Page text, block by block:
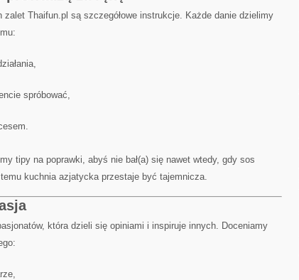
Thaifun.pl są szczegółowe instrukcje. Każde danie dzielimy
spróbować,
tipy na poprawki, abyś nie bał(a) się nawet wtedy, gdy sos
kuchnia azjatycka przestaje być tajemnicza.
która dzieli się opiniami i inspiruje innych. Doceniamy